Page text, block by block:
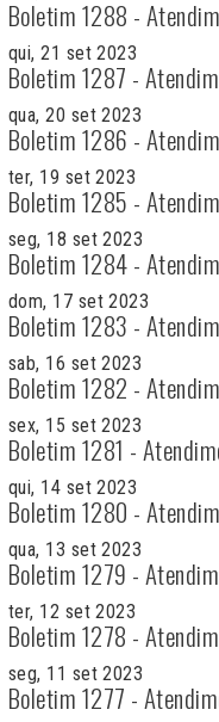
Boletim 1288 -
qui, 21 set 2023
Boletim 1287 -
qua, 20 set 2023
Boletim 1286 -
ter, 19 set 2023
Boletim 1285 -
seg, 18 set 2023
Boletim 1284 -
dom, 17 set 2023
Boletim 1283 -
sab, 16 set 2023
Boletim 1282 -
sex, 15 set 2023
Boletim 1281 -
qui, 14 set 2023
Boletim 1280 -
qua, 13 set 2023
Boletim 1279 -
ter, 12 set 2023
Boletim 1278 -
seg, 11 set 2023
Boletim 1277 -